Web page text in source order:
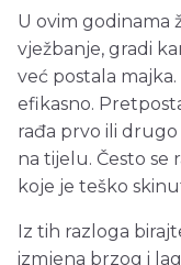
U ovim godinama
vježbanje, gradi
već postala
efikasno.
rađa prvo ili
na tijelu. Često se
koje je teško
Iz tih razloga
izmjena brzog i